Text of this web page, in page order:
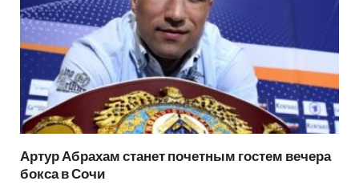
Артур Абрахам станет почетным гостем вечера
бокса в Сочи